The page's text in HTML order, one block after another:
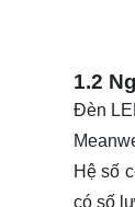
1.2
Đèn
Hệ số
có số